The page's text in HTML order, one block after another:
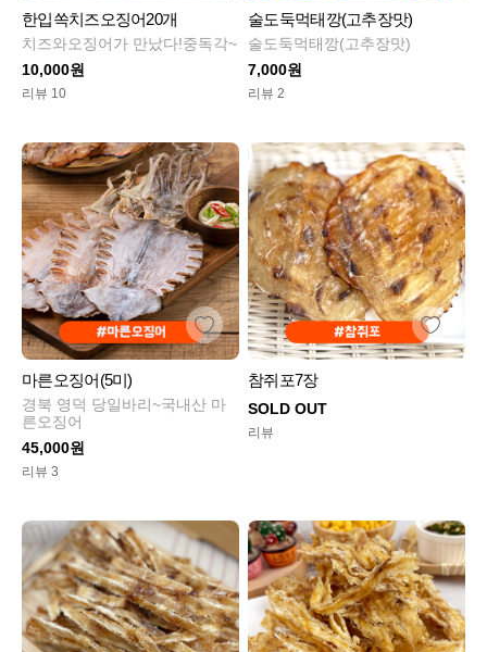
한입쏙치즈오징어20개
치즈와오징어가 만났다!중독각~
10,000원
리뷰 10
술도둑먹태깡(고추장맛)
술도둑먹태깡(고추장맛)
7,000원
리뷰 2
마른오징어(5미)
경북 영덕 당일바리~국내산 마
른오징어
45,000원
리뷰 3
참쥐포7장
SOLD OUT
리뷰